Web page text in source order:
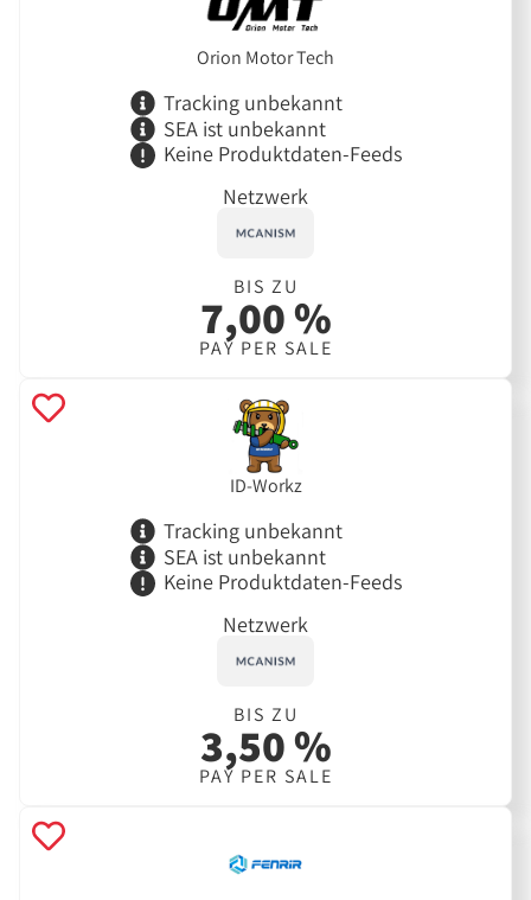
Orion Motor Tech
Tracking unbekannt
SEA ist unbekannt
Keine Produktdaten-Feeds
Netzwerk
BIS ZU
7,00 %
PAY PER SALE
ID-Workz
Tracking unbekannt
SEA ist unbekannt
Keine Produktdaten-Feeds
Netzwerk
BIS ZU
3,50 %
PAY PER SALE